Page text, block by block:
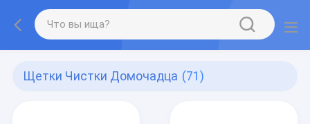
Щетки Чистки Домочадца (71)